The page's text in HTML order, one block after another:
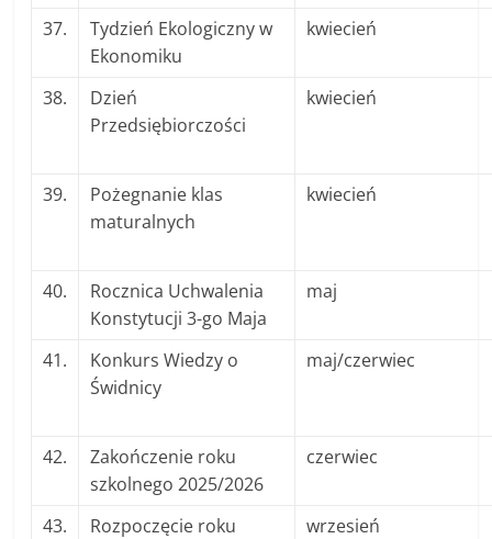
37.
Tydzień Ekologiczny w
Ekonomiku
kwiecień
38.
Dzień
Przedsiębiorczości
kwiecień
39.
Pożegnanie klas
maturalnych
kwiecień
40.
Rocznica Uchwalenia
Konstytucji 3-go Maja
maj
41.
Konkurs Wiedzy o
Świdnicy
maj/czerwiec
42.
Zakończenie roku
szkolnego 2025/2026
czerwiec
43.
Rozpoczęcie roku
wrzesień